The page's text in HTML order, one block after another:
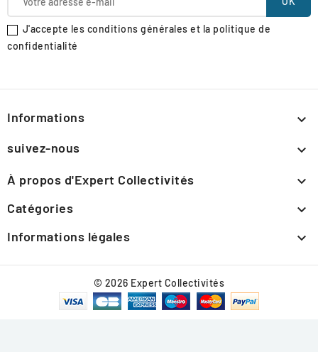
J'accepte les conditions générales et la politique de
confidentialité
Informations 
suivez-nous 
À propos d'Expert Collectivités 
Catégories 
Informations légales 
© 2026 Expert Collectivités